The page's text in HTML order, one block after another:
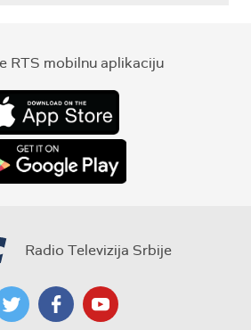
RTS mobilnu aplikaciju
Radio Televizija Srbije